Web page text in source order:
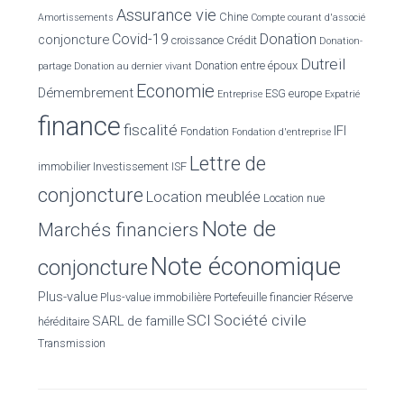
Amortissements Assurance vie Chine Compte courant d'associé
conjoncture Covid-19 croissance Crédit Donation Donation-
partage Donation au dernier vivant Donation entre époux Dutreil
Démembrement Economie Entreprise ESG europe Expatrié
finance fiscalité Fondation Fondation d'entreprise IFI
immobilier Investissement ISF Lettre de
conjoncture Location meublée Location nue
Marchés financiers Note de
conjoncture Note économique
Plus-value Plus-value immobilière Portefeuille financier Réserve
héréditaire SARL de famille SCI Société civile
Transmission